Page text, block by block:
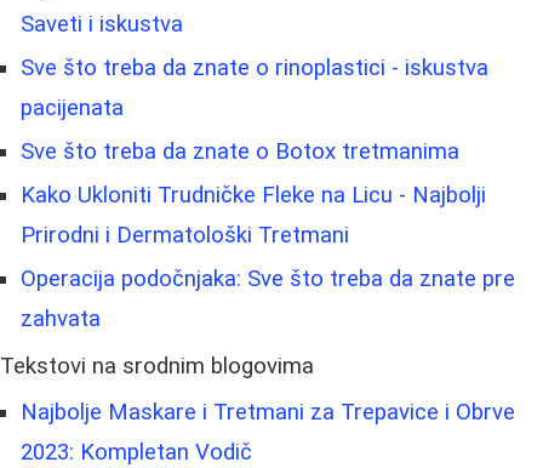
Saveti i iskustva
Sve što treba da znate o rinoplastici - iskustva
pacijenata
Sve što treba da znate o Botox tretmanima
Kako Ukloniti Trudničke Fleke na Licu - Najbolji
Prirodni i Dermatološki Tretmani
Operacija podočnjaka: Sve što treba da znate pre
zahvata
Tekstovi na srodnim blogovima
Najbolje Maskare i Tretmani za Trepavice i Obrve
2023: Kompletan Vodič